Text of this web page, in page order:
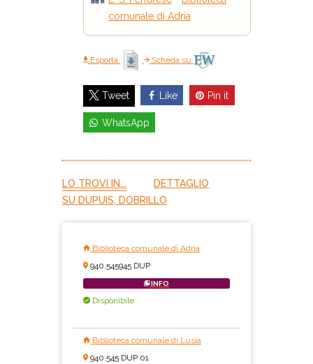
comunale di Adria
Esporta Scheda su
Tweet Like Pin it
WhatsApp
LO TROVI IN...
DETTAGLIO
SU DUPUIS, DOBRILLO
Biblioteca comunale di Adria
940.545945 DUP
INFO
Disponibile
Biblioteca comunale di Lusia
940.545 DUP 01